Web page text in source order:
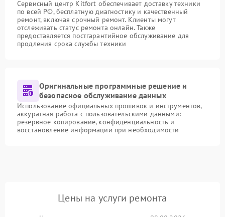
Сервисный центр Kitfort обеспечивает доставку техники
по всей РФ, бесплатную диагностику и качественный
ремонт, включая срочный ремонт. Клиенты могут
отслеживать статус ремонта онлайн. Также
предоставляется постгарантийное обслуживание для
продления срока службы техники
Оригинальные программные решение и
безопасное обслуживание данных
Использование официальных прошивок и инструментов,
аккуратная работа с пользовательскими данными:
резервное копирование, конфиденциальность и
восстановление информации при необходимости
Цены на услуги ремонта